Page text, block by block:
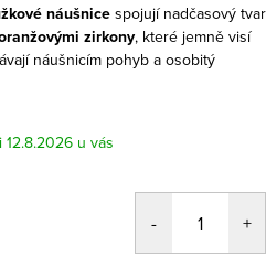
náušnice spojují nadčasový tvar
zirkony, které jemně visí
náušnicím pohyb a osobitý
12.8.2026